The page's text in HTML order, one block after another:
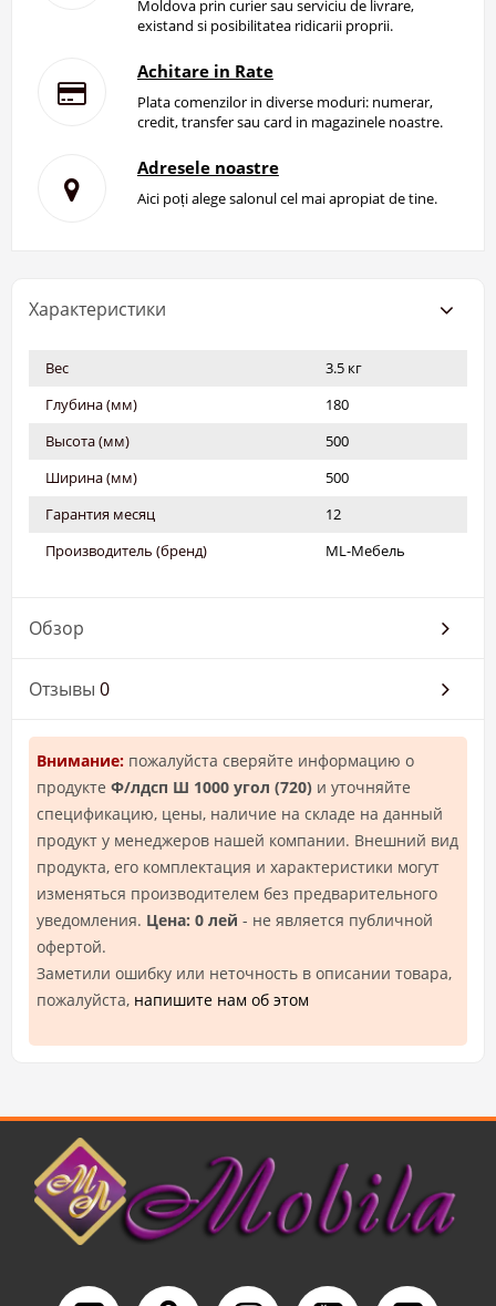
Moldova prin curier sau serviciu de livrare,
existand si posibilitatea ridicarii proprii.
Achitare in Rate
Plata comenzilor in diverse moduri: numerar,
credit, transfer sau card in magazinele noastre.
Adresele noastre
Aici poți alege salonul cel mai apropiat de tine.
Характеристики
Вес
3.5 кг
Глубина (мм)
180
Высота (мм)
500
Ширина (мм)
500
Гарантия месяц
12
Производитель (бренд)
ML-Мебель
Обзор
Отзывы 0
Внимание: пожалуйста сверяйте информацию о
продукте Ф/лдсп Ш 1000 угол (720) и уточняйте
спецификацию, цены, наличие на складе на данный
продукт у менеджеров нашей компании. Внешний вид
продукта, его комплектация и характеристики могут
изменяться производителем без предварительного
уведомления. Цена: 0 лей - не является публичной
офертой.
Заметили ошибку или неточность в описании товара,
пожалуйста, напишите нам об этом